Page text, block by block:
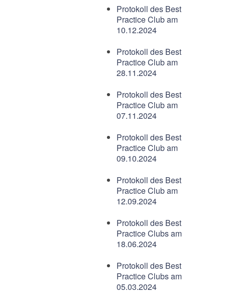
Protokoll des Best
Practice Club am
10.12.2024
Protokoll des Best
Practice Club am
28.11.2024
Protokoll des Best
Practice Club am
07.11.2024
Protokoll des Best
Practice Club am
09.10.2024
Protokoll des Best
Practice Club am
12.09.2024
Protokoll des Best
Practice Clubs am
18.06.2024
Protokoll des Best
Practice Clubs am
05.03.2024